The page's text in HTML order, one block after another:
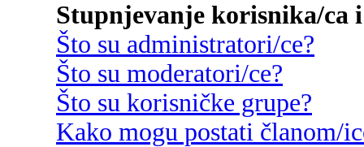
Stupnjevanje korisnika/ca
Što su administratori/ce?
Što su moderatori/ce?
Što su korisničke grupe?
Kako mogu postati članom/